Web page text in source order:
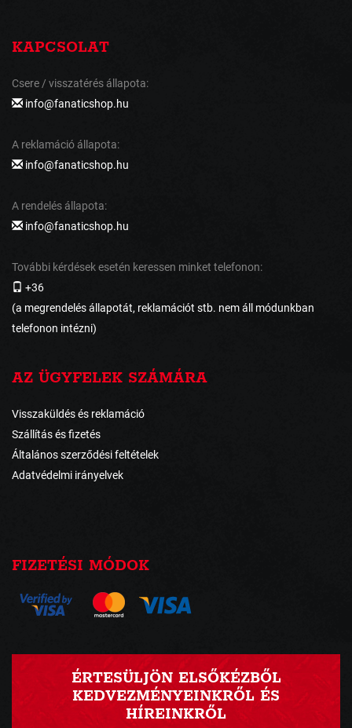
KAPCSOLAT
Csere / visszatérés állapota:
info@fanaticshop.hu
A reklamáció állapota:
info@fanaticshop.hu
A rendelés állapota:
info@fanaticshop.hu
További kérdések esetén keressen minket telefonon:
+36
(a megrendelés állapotát, reklamációt stb. nem áll módunkban
telefonon intézni)
AZ ÜGYFELEK SZÁMÁRA
Visszaküldés és reklamáció
Szállítás és fizetés
Általános szerződési feltételek
Adatvédelmi irányelvek
FIZETÉSI MÓDOK
ÉRTESÜLJÖN ELSŐKÉZBŐL
KEDVEZMÉNYEINKRŐL ÉS
HÍREINKRŐL